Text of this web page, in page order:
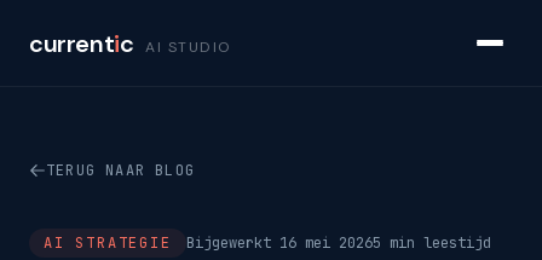
currentic AI STUDIO
TERUG NAAR BLOG
AI STRATEGIE Bijgewerkt 16 mei 20265 min leestijd